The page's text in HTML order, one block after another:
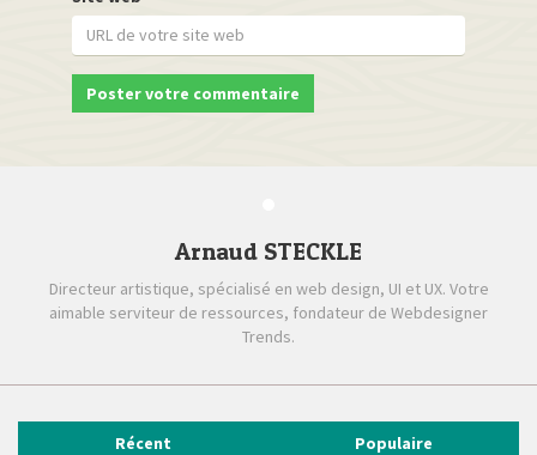
Arnaud STECKLE
Directeur artistique, spécialisé en web design, UI et UX. Votre
aimable serviteur de ressources, fondateur de Webdesigner
Trends.
Récent Populaire